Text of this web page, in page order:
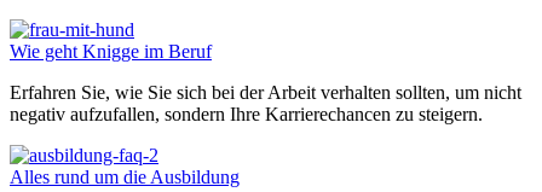
Wie geht Knigge im Beruf
Erfahren Sie, wie Sie sich bei der Arbeit verhalten sollten, um nicht
negativ aufzufallen, sondern Ihre Karrierechancen zu steigern.
Alles rund um die Ausbildung